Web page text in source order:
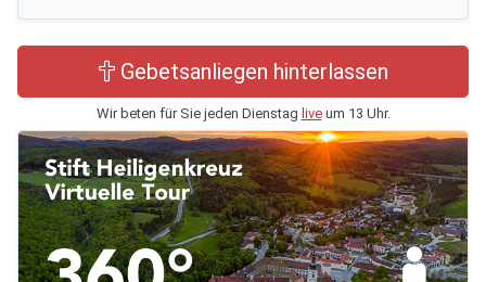
Gebetsanliegen hinterlassen
Wir beten für Sie jeden Dienstag liveum 13 Uhr.